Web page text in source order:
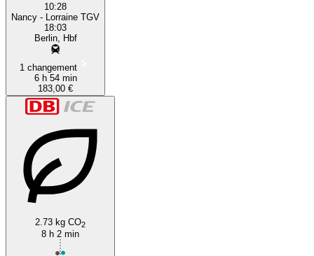
10:28
Nancy - Lorraine TGV
18:03
Berlin, Hbf
1 changement
6 h 54 min
183,00 €
2.73 kg CO2
8 h 2 min